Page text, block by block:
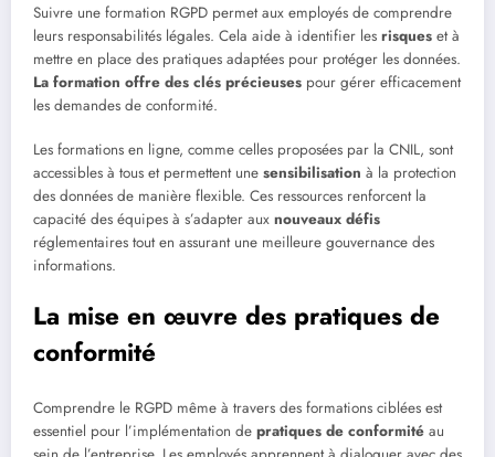
Suivre une formation RGPD permet aux employés de comprendre
leurs responsabilités légales. Cela aide à identifier les risques et à
mettre en place des pratiques adaptées pour protéger les données.
La formation offre des clés précieuses pour gérer efficacement
les demandes de conformité.
Les formations en ligne, comme celles proposées par la CNIL, sont
accessibles à tous et permettent une sensibilisation à la protection
des données de manière flexible. Ces ressources renforcent la
capacité des équipes à s’adapter aux nouveaux défis
réglementaires tout en assurant une meilleure gouvernance des
informations.
La mise en œuvre des pratiques de
conformité
Comprendre le RGPD même à travers des formations ciblées est
essentiel pour l’implémentation de pratiques de conformité au